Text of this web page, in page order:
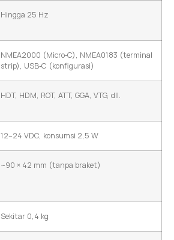
Hingga 25 Hz
NMEA2000 (Micro‑C), NMEA0183 (terminal
strip), USB‑C (konfigurasi)
HDT, HDM, ROT, ATT, GGA, VTG, dll.
12–24 VDC, konsumsi 2,5 W
~90 × 42 mm (tanpa braket)
Sekitar 0,4 kg